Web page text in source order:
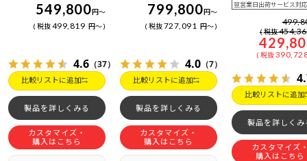
549,800円～
税抜499,819 円～
4.6 （37）
比較リストに追加
製品を詳しくみる
カスタマイズ・
購入はこちら
799,800円～
税抜727,091 円～
4.0 （7）
比較リストに追加
製品を詳しくみる
カスタマイズ・
購入はこちら
翌営業日出荷サービス対応
税抜
税抜
比較リストに追加
製品を詳しくみ
カスタマイズ
購入はこちら